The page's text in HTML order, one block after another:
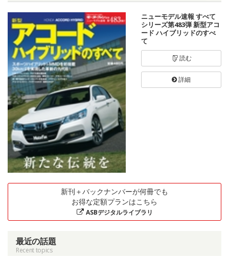
ニューモデル速報 すべて
シリーズ第483弾 新型アコ
ード ハイブリッドのすべ
て
読む
詳細
新刊＋バックナンバーが何冊でも
お得な定額プランはこちら
ASBデジタルライブラリ
最近の話題
Recent topics